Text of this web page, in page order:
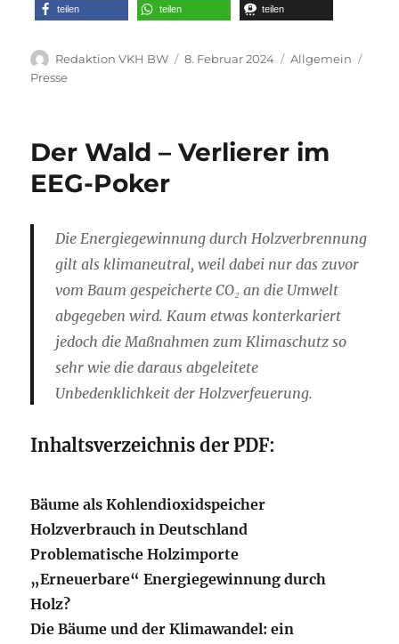
teilen teilen teilen
Autor
Redaktion VKH BW
Veröffentlicht
8. Februar 2024 Kategorien
Allgemein
Presse
Der Wald – Verlierer im
EEG-Poker
Die Energiegewinnung durch Holzverbrennung
gilt als klimaneutral, weil dabei nur das zuvor
vom Baum gespeicherte CO₂ an die Umwelt
abgege­ben wird. Kaum etwas konterkariert
jedoch die Maßnahmen zum Klima­schutz so
sehr wie die daraus abgeleitete
Unbedenklichkeit der Holzver­feuerung.
Inhaltsverzeichnis der PDF:
Bäume als Kohlendioxidspeicher
Holzverbrauch in Deutschland
Problematische Holzimporte
„Erneuerbare“ Energiegewinnung durch
Holz?
Die Bäume und der Klimawandel: ein